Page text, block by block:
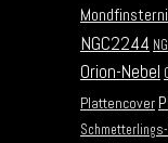
NGC2244
Orion-Nebel
Plattencover